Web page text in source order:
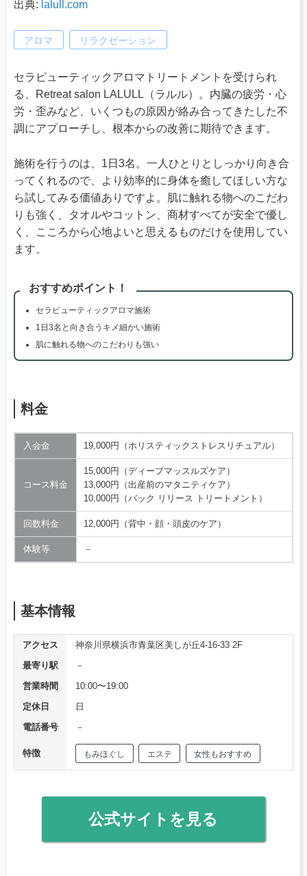
出典: lalull.com
アロマ リラクゼーション
セラピューティックアロマトリートメントを受けられ
る、Retreat salon LALULL（ラルル）。内臓の疲労・心
労・歪みなど、いくつもの原因が絡み合ってきたした不
調にアプローチし、根本からの改善に期待できます。
施術を行うのは、1日3名。一人ひとりとしっかり向き合
ってくれるので、より効率的に身体を癒してほしい方な
ら試してみる価値ありですよ。肌に触れる物へのこだわ
りも強く、タオルやコットン、商材すべてが安全で優し
く、こころから心地よいと思えるものだけを使用してい
ます。
おすすめポイント！
セラピューティックアロマ施術
1日3名と向き合うキメ細かい施術
肌に触れる物へのこだわりも強い
料金
入会金 19,000円（ホリスティックストレスリチュアル）
コース料金
15,000円（ディープマッスルズケア）
13,000円（出産前のマタニティケア）
10,000円（バック リリース トリートメント）
回数料金 12,000円（背中・顔・頭皮のケア）
体験等 －
基本情報
アクセス
神奈川県横浜市青葉区美しが丘4-16-33 2F
最寄り駅
－
営業時間
10:00〜19:00
定休日
日
電話番号
－
特徴 もみほぐし エステ 女性もおすすめ
公式サイトを見る